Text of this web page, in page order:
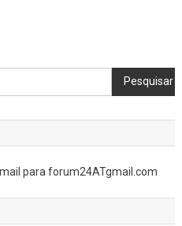
Pesquisar
para forum24ATgmail.com